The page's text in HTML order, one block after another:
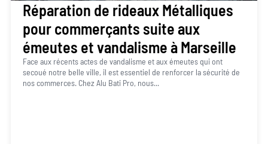
Réparation de rideaux Métalliques
pour commerçants suite aux
émeutes et vandalisme à Marseille
Face aux récents actes de vandalisme et aux émeutes qui ont
secoué notre belle ville, il est essentiel de renforcer la sécurité de
nos commerces. Chez Alu Bati Pro, nous...